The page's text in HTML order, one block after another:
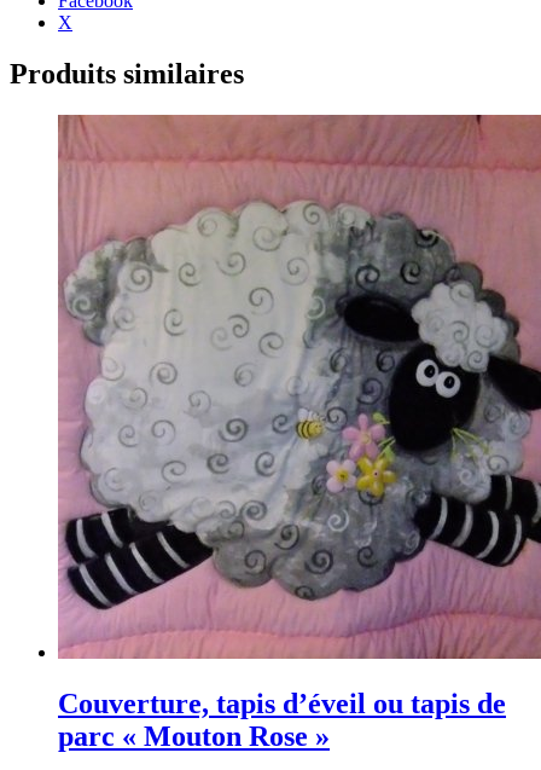
publication
tapis
d’éveil
moutons »"
X
Produits similaires
Couverture, tapis d’éveil ou tapis de
parc « Mouton Rose »